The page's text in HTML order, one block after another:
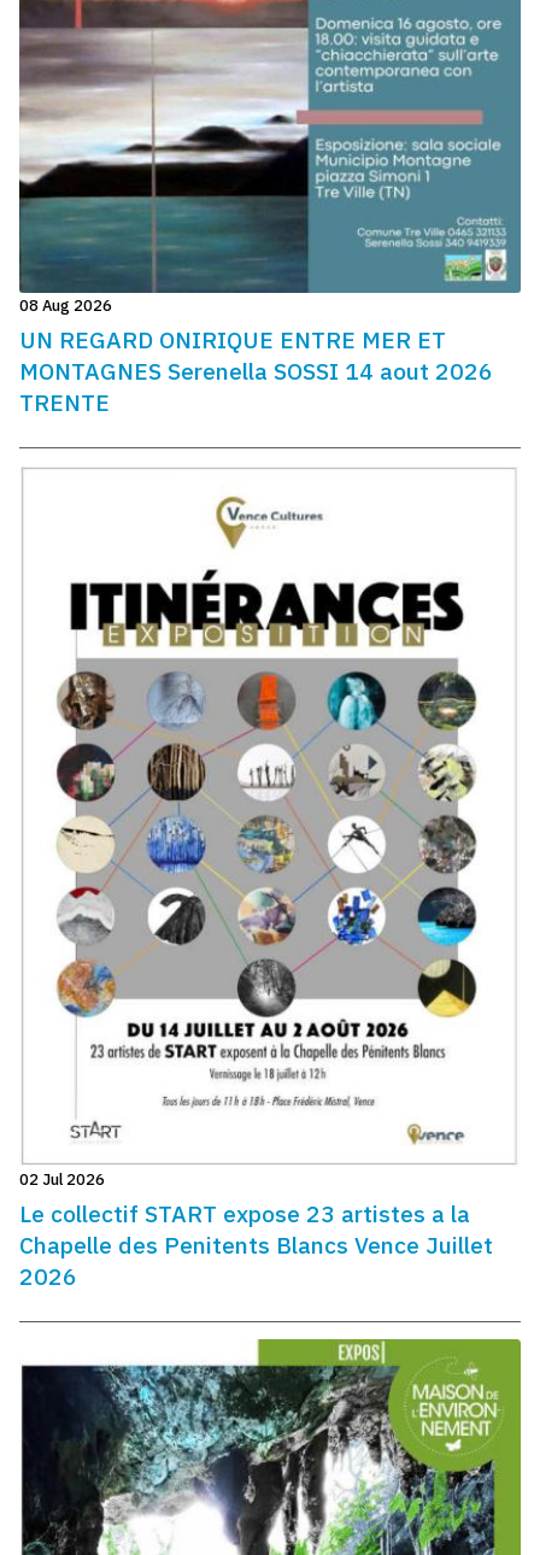
08 Aug 2026
UN REGARD ONIRIQUE ENTRE MER ET
MONTAGNES Serenella SOSSI 14 aout 2026
TRENTE
02 Jul 2026
Le collectif START expose 23 artistes a la
Chapelle des Penitents Blancs Vence Juillet
2026